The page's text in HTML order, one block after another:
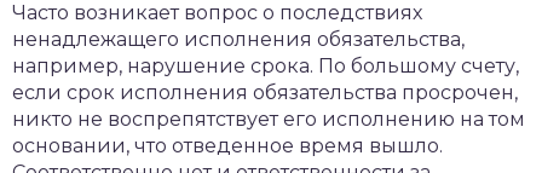
Часто возникает вопрос о последствиях
ненадлежащего исполнения обязательства,
например, нарушение срока. По большому счету,
если срок исполнения обязательства просрочен,
никто не воспрепятствует его исполнению на том
основании, что отведенное время вышло.